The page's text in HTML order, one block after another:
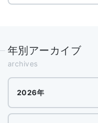
年別アーカイブ
archives
2026年